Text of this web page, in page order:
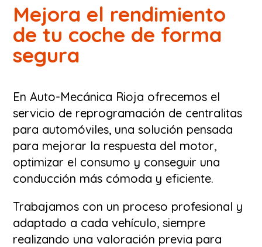
Mejora el rendimiento
de tu coche de forma
segura
En Auto-Mecánica Rioja ofrecemos el
servicio de reprogramación de centralitas
para automóviles, una solución pensada
para mejorar la respuesta del motor,
optimizar el consumo y conseguir una
conducción más cómoda y eficiente.
Trabajamos con un proceso profesional y
adaptado a cada vehículo, siempre
realizando una valoración previa para